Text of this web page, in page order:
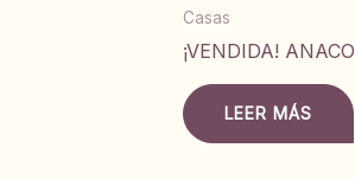
Casas
¡VENDIDA! ANACO
LEER MÁS